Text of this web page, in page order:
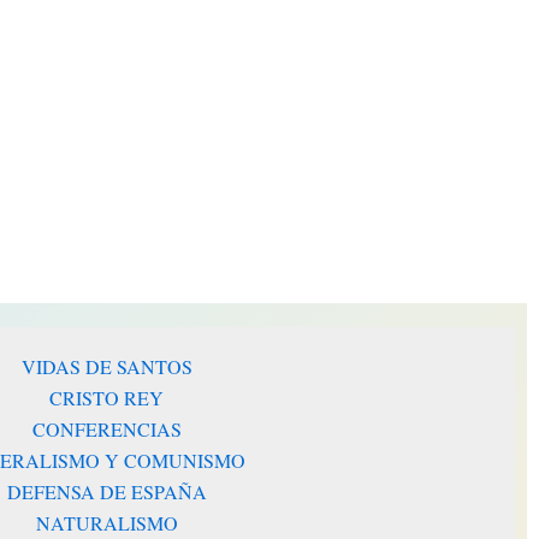
VIDAS DE SANTOS
CRISTO REY
CONFERENCIAS
Y COMUNISMO
DEFENSA DE ESPAÑA
NATURALISMO